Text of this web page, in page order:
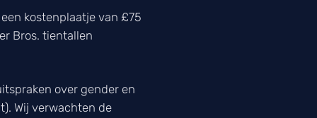
kostenplaatje van £75
Bros. tientallen
over gender en
Wij verwachten de